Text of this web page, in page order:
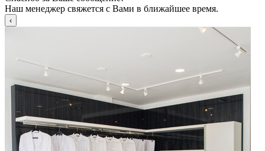
Наш менеджер свяжется с Вами в ближайшее время.